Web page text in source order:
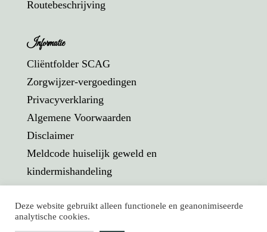
Routebeschrijving
Informatie
Cliëntfolder SCAG
Zorgwijzer-vergoedingen
Privacyverklaring
Algemene Voorwaarden
Disclaimer
Meldcode huiselijk geweld en
kindermishandeling
Deze website gebruikt alleen functionele en geanonimiseerde
analytische cookies.